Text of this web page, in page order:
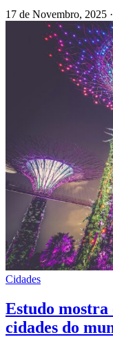
17 de Novembro, 2025 ·
Cidades
Estudo mostra
cidades do